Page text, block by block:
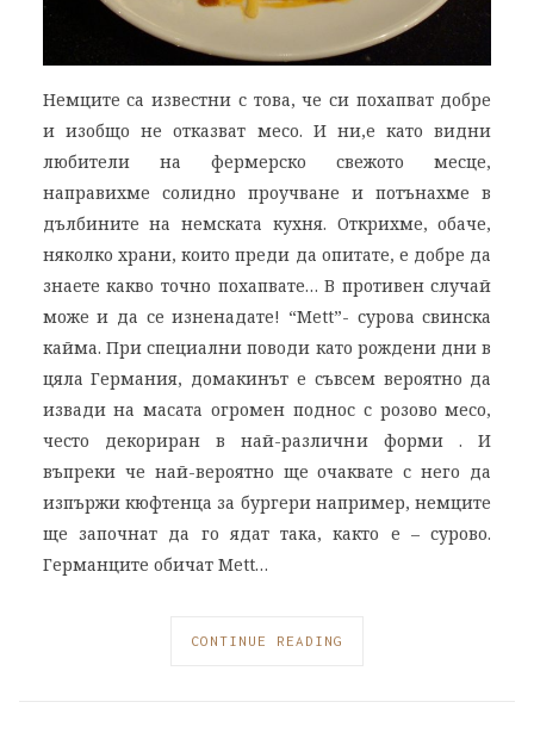
Немците са известни с това, че си похапват добре
и изобщо не отказват месо. И ни,е като видни
любители на фермерско свежото месце,
направихме солидно проучване и потънахме в
дълбините на немската кухня. Открихме, обаче,
няколко храни, които преди да опитате, е добре да
знаете какво точно похапвате… В противен случай
може и да се изненадате! “Mett”- сурова свинска
кайма. При специални поводи като рождени дни в
цяла Германия, домакинът е съвсем вероятно да
извади на масата огромен поднос с розово месо,
често декориран в най-различни форми . И
въпреки че най-вероятно ще очаквате с него да
изпържи кюфтенца за бургери например, немците
ще започнат да го ядат така, както е – сурово.
Германците обичат Mett…
CONTINUE READING